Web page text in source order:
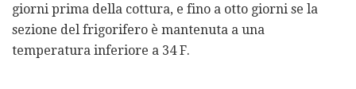
giorni prima della cottura, e fino a otto giorni se la
sezione del frigorifero è mantenuta a una
temperatura inferiore a 34 F.